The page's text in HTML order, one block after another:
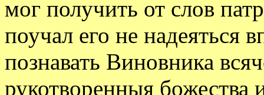
мог получить от слов
поучал его не надеяться
познавать Виновника
рукотворенныя божества